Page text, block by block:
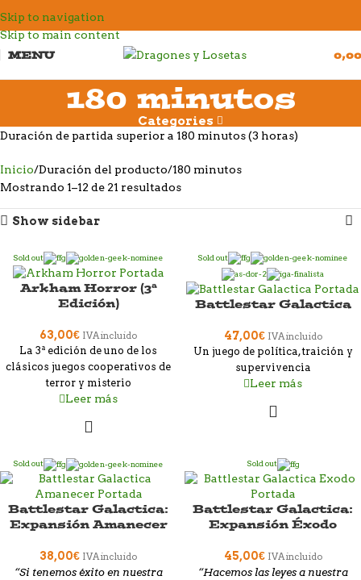
Skip to navigation
Skip to main content
MENU 0,00
180 minutos
Categories
Duración de partida superior a 180 minutos (3 horas)
Inicio Duración del producto 180 minutos
Mostrando 1–12 de 21 resultados
Show sidebar
Sold out
Arkham Horror (3ª
Edición)
63,00€ IVA incluido
La 3ª edición de uno de los
clásicos juegos cooperativos de
terror y misterio
Leer más
Sold out
Battlestar Galactica
47,00€ IVA incluido
Un juego de política, traición y
supervivencia
Leer más
Sold out
Battlestar Galactica:
Expansión Amanecer
38,00€ IVA incluido
“Si tenemos éxito en nuestra
Sold out
Battlestar Galactica:
Expansión Éxodo
45,00€ IVA incluido
“Hacemos las leyes a nuestra